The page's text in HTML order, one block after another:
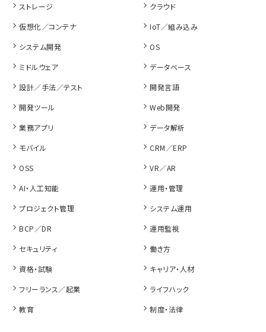
ストレージ
クラウド
仮想化／コンテナ
IoT／組み込み
システム開発
OS
ミドルウェア
データベース
設計／手法／テスト
開発言語
開発ツール
Web開発
業務アプリ
データ解析
モバイル
CRM／ERP
OSS
VR／AR
AI・人工知能
運用・管理
プロジェクト管理
システム運用
BCP／DR
運用監視
セキュリティ
働き方
資格・試験
キャリア・人材
フリーランス／起業
ライフハック
教育
制度・法律